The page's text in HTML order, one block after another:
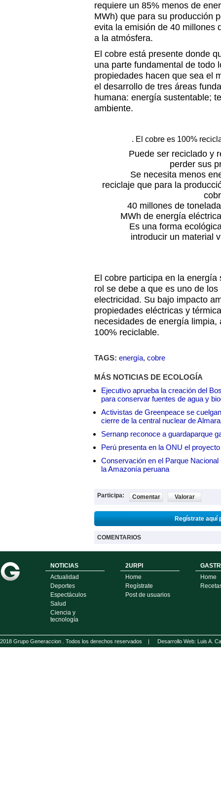
requiere un 85% menos de
MWh) que para su producción
evita la emisión de 40 millones
a la atmósfera.
El cobre está presente donde
una parte fundamental de todo
propiedades hacen que sea el
el desarrollo de tres áreas
humana: energía sustentable;
ambiente.
. El cobre es 100%
Puede ser reciclado y
perder sus
Se necesita menos
reciclaje que para la
40 millones de toneladas
MWh de energía
Es una forma
introducir un material
El cobre participa en la
rol se debe a que es uno de
electricidad. Su bajo impacto
propiedades eléctricas y
necesidades de energía
100% reciclable.
TAGS: energía, cobre
MÁS NOTICIAS DE ECOLOGÍA
Ejecutivo aprueba la creación del
para conservar fuentes de agua y
Activistas de Greenpeace se
cierre de la central nuclear de
Sernanp reconoce a guardaparque
Perú presenta en la ONU el
Conservación en el Parque
la Amazonía peruana
Participa: Comentar Valorar
Regístrate aquí
COMENTARIOS
NOTICIAS
Actualidad
Deportes
Espectáculos
Salud
Ciencia y
tecnología
2URPI
Home
Regístrate
Post de usuarios
Home
2018 Grupo Generaccion . Todos los derechos reservados | Desarrollo Web: Luis